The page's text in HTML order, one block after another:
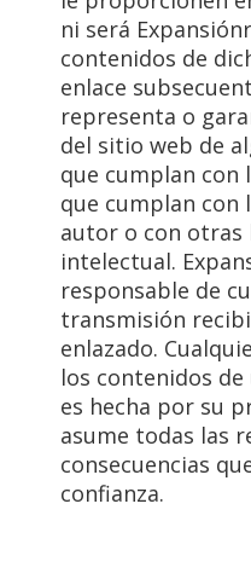
ni será
contenidos de
enlace
representa o
del sitio web de
que cumplan con
que cumplan con
autor o con otras
intelectual.
responsable de
transmisión
enlazado.
los contenidos
es hecha por su
asume todas las
consecuencias
confianza.